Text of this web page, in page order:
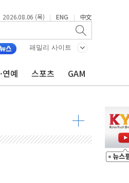
2026.08.06 (목) | ENG | 中文
패밀리 사이트
연예 스포츠 GAM
숨져
처리 여부도 변수
주"